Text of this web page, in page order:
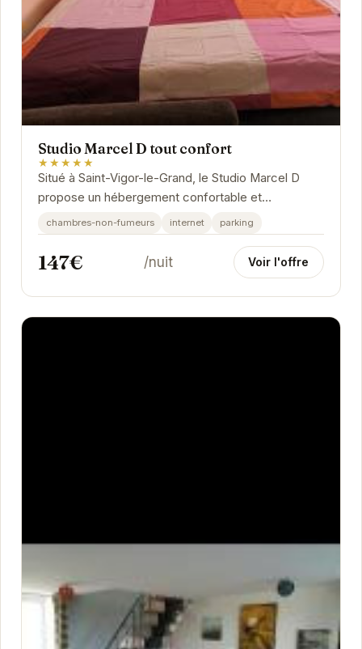
Studio Marcel D tout confort
★★★★★
Situé à Saint-Vigor-le-Grand, le Studio Marcel D
propose un hébergement confortable et
fonctionnel.
chambres-non-fumeurs internet parking
147€ /nuit Voir l'offre